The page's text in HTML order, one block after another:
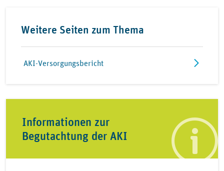
Weitere Seiten zum Thema
AKI-Versorgungsbericht
Informationen zur
Begutachtung der AKI